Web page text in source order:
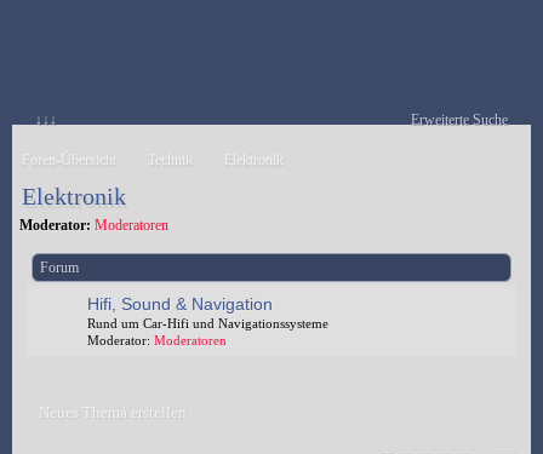
↓↓↓ Erweiterte Suche
Foren-Übersicht Technik Elektronik
Elektronik
Moderator: Moderatoren
Forum
Hifi, Sound & Navigation
Rund um Car-Hifi und Navigationssysteme
Moderator: Moderatoren
Neues Thema erstellen